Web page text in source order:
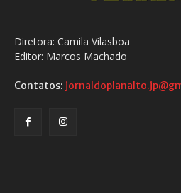
Diretora: Camila Vilasboa
Editor: Marcos Machado
Contatos: